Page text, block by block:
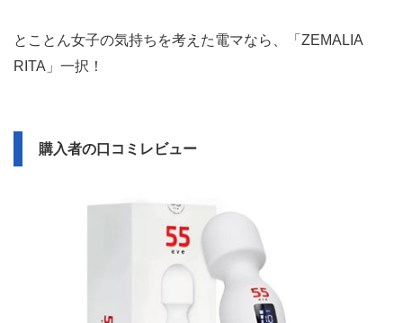
とことん女子の気持ちを考えた電マなら、「ZEMALIA
RITA」一択！
購入者の口コミレビュー